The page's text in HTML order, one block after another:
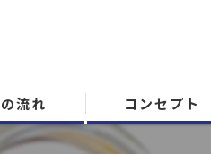
流れ コンセプト